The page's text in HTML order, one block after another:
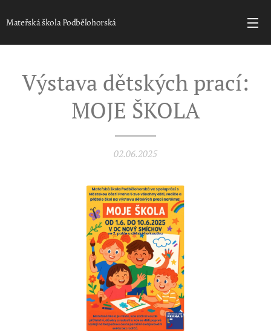
Mateřská škola Podbělohorská
Výstava dětských prací:
MOJE ŠKOLA
02.06.2025